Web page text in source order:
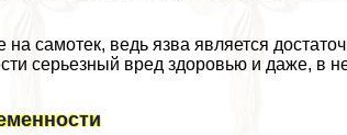
на самотек, ведь язва является
серьезный вред здоровью и даже, в